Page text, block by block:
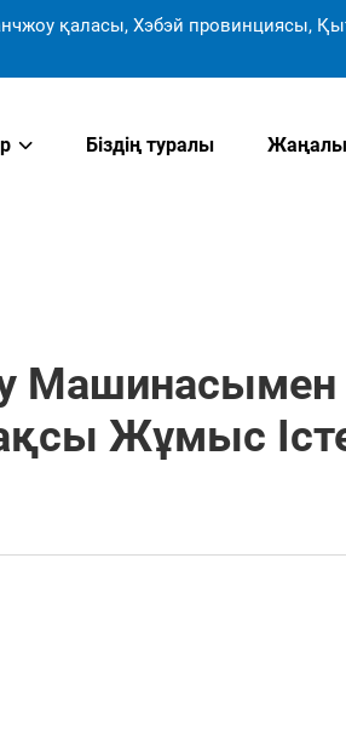
қаласы, Хэбэй провинциясы,
Біздің туралы
Машинасымен
Жұмыс